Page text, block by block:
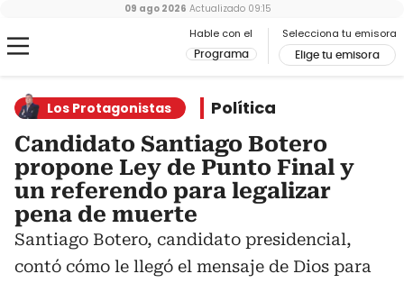
Hable con el
Programa
Selecciona tu emisora
Elige tu emisora
09 ago 2026 Actualizado 09:15
Los Protagonistas Política
Candidato Santiago Botero
propone Ley de Punto Final y
un referendo para legalizar
pena de muerte
Santiago Botero, candidato presidencial,
contó cómo le llegó el mensaje de Dios para